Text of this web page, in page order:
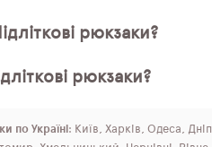
рюкзаки?
рюкзаки?
по Україні : Київ, Харків, Одеса,